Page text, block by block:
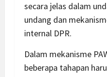
secara jelas dalam
undang dan
internal DPR.
Dalam mekanisme
beberapa tahapan